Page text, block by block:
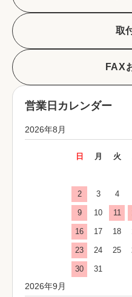
取
FAX
営業日カレンダー
2026年8月
日 月 火
2 3 4
9 10 11
16 17 18
23 24 25
30 31
2026年9月